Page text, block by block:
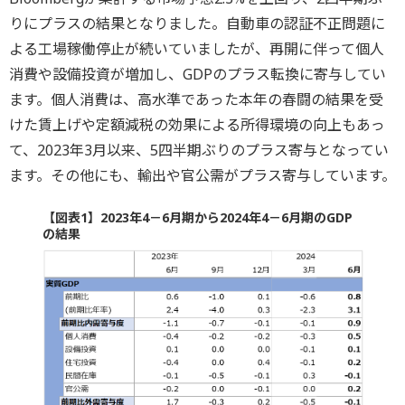
りにプラスの結果となりました。自動車の認証不正問題に
よる工場稼働停止が続いていましたが、再開に伴って個人
消費や設備投資が増加し、GDPのプラス転換に寄与してい
ます。個人消費は、高水準であった本年の春闘の結果を受
けた賃上げや定額減税の効果による所得環境の向上もあっ
て、2023年3月以来、5四半期ぶりのプラス寄与となってい
ます。その他にも、輸出や官公需がプラス寄与しています。
【図表1】2023年4－6月期から2024年4－6月期のGDP
の結果